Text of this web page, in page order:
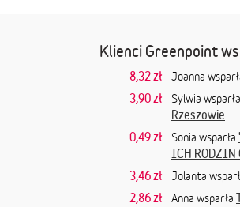
Klienci Greenpoint
8,32 zł Joanna
3,90 zł
Sylwia wsparła
Rzeszowie
0,49 zł
Sonia wsparła
ICH RODZIN
3,46 zł
Jolanta
2,86 zł
Anna wsparła